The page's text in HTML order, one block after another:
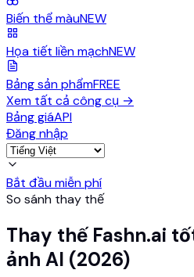
Biến thể màuNEW
Họa tiết liền mạchNEW
Bảng sản phẩmFREE
Xem tất cả công cụ →
Bảng giáAPI
Đăng nhập
Bắt đầu miễn phí
So sánh thay thế
Thay thế Fashn.ai
ảnh AI (2026)